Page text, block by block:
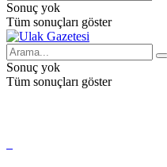
Sonuç yok
Tüm sonuçları göster
Sonuç yok
Tüm sonuçları göster